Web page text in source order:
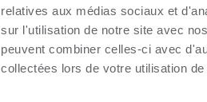
relatives aux médias sociaux et
sur l'utilisation de notre site avec
peuvent combiner celles-ci avec
collectées lors de votre utilisation